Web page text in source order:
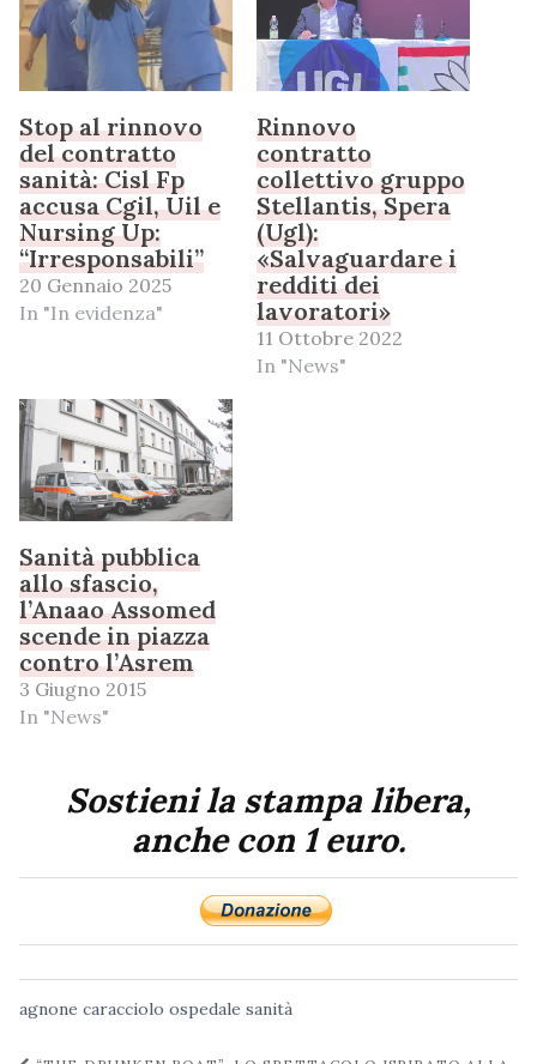
Stop al rinnovo
del contratto
sanità: Cisl Fp
accusa Cgil, Uil e
Nursing Up:
“Irresponsabili”
20 Gennaio 2025
In "In evidenza"
Rinnovo
contratto
collettivo gruppo
Stellantis, Spera
(Ugl):
«Salvaguardare i
redditi dei
lavoratori»
11 Ottobre 2022
In "News"
Sanità pubblica
allo sfascio,
l’Anaao Assomed
scende in piazza
contro l’Asrem
3 Giugno 2015
In "News"
Sostieni la stampa libera,
anche con 1 euro.
agnone caracciolo ospedale sanità